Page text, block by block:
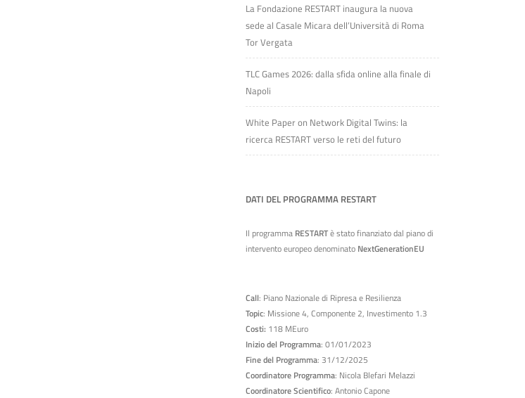
La Fondazione RESTART inaugura la nuova
sede al Casale Micara dell’Università di Roma
Tor Vergata
TLC Games 2026: dalla sfida online alla finale di
Napoli
White Paper on Network Digital Twins: la
ricerca RESTART verso le reti del futuro
DATI DEL PROGRAMMA RESTART
Il programma RESTARTè stato finanziato dal piano di
intervento europeo denominato NextGenerationEU
Call: Piano Nazionale di Ripresa e Resilienza
Topic: Missione 4, Componente 2, Investimento 1.3
Costi: 118 MEuro
Inizio del Programma: 01/01/2023
Fine del Programma: 31/12/2025
Coordinatore Programma: Nicola Blefari Melazzi
Coordinatore Scientifico: Antonio Capone